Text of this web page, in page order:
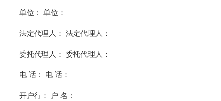
单位： 单位：
法定代理人： 法定代理人：
委托代理人： 委托代理人：
电 话： 电 话：
开户行： 户 名：